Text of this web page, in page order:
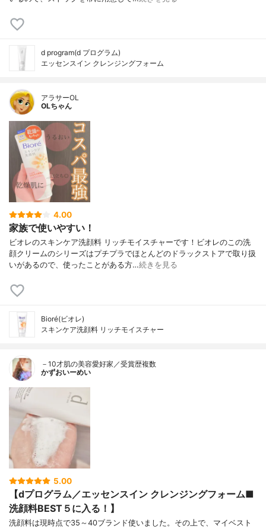
d program(d プログラム)
エッセンスイン クレンジングフォーム
アラサーOL
OLちゃん
4.00
家族で使いやすい！
ビオレのスキンケア洗顔料 リッチモイスチャーです！ビオレのこの洗
顔クリームのシリーズはプチプラでほとんどのドラックストアで取り扱
いがあるので、使ったことがある方…続きを見る
Bioré(ビオレ)
スキンケア洗顔料 リッチモイスチャー
－10才肌の美容愛好家／受賞歴複数
かずおいーめい
5.00
【dプログラム／エッセンスイン クレンジングフォーム■
洗顔料BEST５に入る！】
洗顔料は現時点で35～40ブランド使いました。その上で、マイベスト